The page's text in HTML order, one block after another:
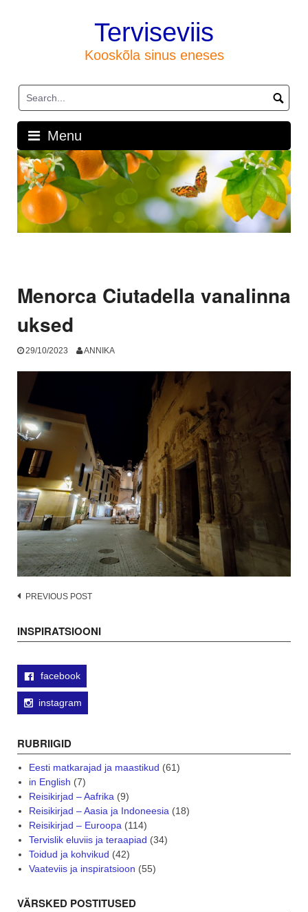
Terviseviis
Kooskõla sinus eneses
Menu
Menorca Ciutadella vanalinna
uksed
29/10/2023 ANNIKA
Post
PREVIOUS POST
INSPIRATSIOONI
facebook
instagram
RUBRIIGID
Eesti matkarajad ja maastikud (61)
in English (7)
Reisikirjad – Aafrika(9)
Reisikirjad – Aasia ja Indoneesia(18)
Reisikirjad – Euroopa(114)
Tervislik eluviis ja teraapiad (34)
Toidud ja kohvikud (42)
Vaateviis ja inspiratsioon (55)
VÄRSKED POSTITUSED